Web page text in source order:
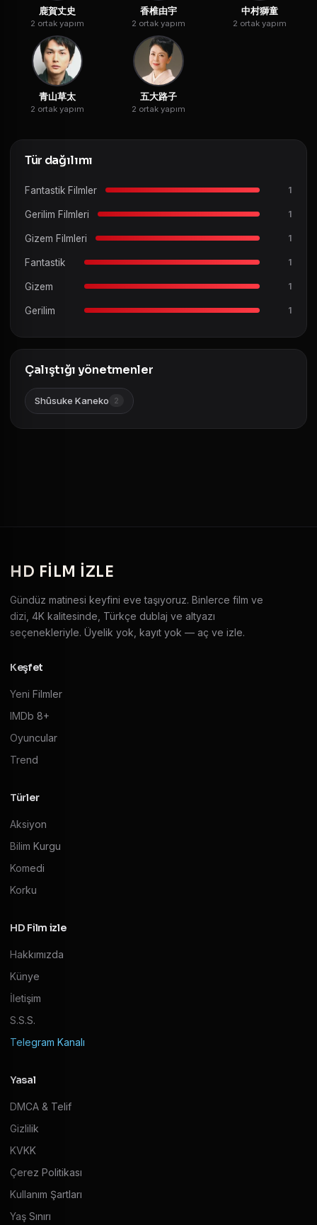
鹿賀丈史
2 ortak yapım
香椎由宇
2 ortak yapım
中村獅童
2 ortak yapım
青山草太
2 ortak yapım
五大路子
2 ortak yapım
Tür dağılımı
Fantastik Filmler 1
Gerilim Filmleri 1
Gizem Filmleri 1
Fantastik 1
Gizem 1
Gerilim 1
Çalıştığı yönetmenler
Shûsuke Kaneko 2
HD FILM IZLE
Gündüz matinesi keyfini eve taşıyoruz. Binlerce film ve
dizi, 4K kalitesinde, Türkçe dublaj ve altyazı
seçenekleriyle. Üyelik yok, kayıt yok — aç ve izle.
Keşfet
Yeni Filmler
IMDb 8+
Oyuncular
Trend
Türler
Aksiyon
Bilim Kurgu
Komedi
Korku
HD Film izle
Hakkımızda
Künye
İletişim
S.S.S.
Telegram Kanalı
Yasal
DMCA & Telif
Gizlilik
KVKK
Çerez Politikası
Kullanım Şartları
Yaş Sınırı